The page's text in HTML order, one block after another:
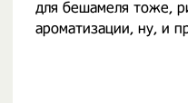
для бешамеля тоже,
ароматизации, ну, и